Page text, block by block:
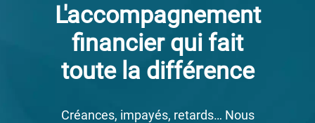
L'accompagnement
financier qui fait
toute la différence
Créances, impayés, retards… Nous